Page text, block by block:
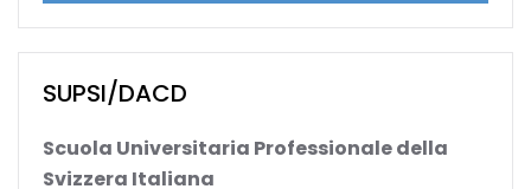
SUPSI/DACD
Scuola Universitaria Professionale della
Svizzera Italiana